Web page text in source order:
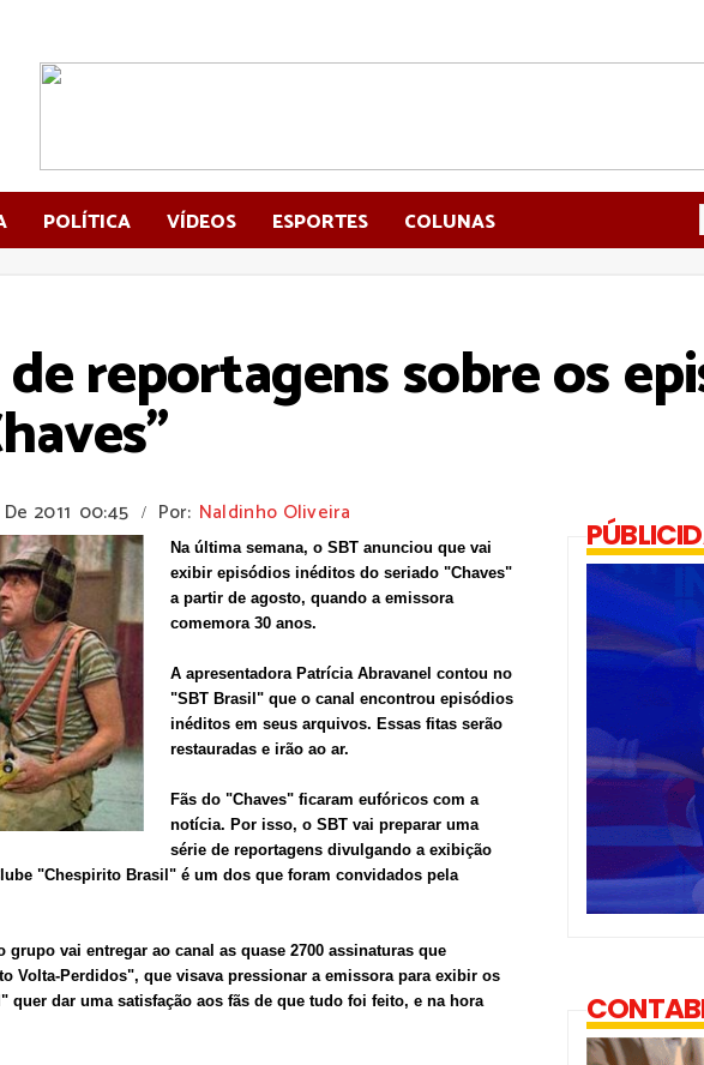
POLÍTICA VÍDEOS ESPORTES COLUNAS
reportagens sobre os
2011 00:45 / Por: Naldinho Oliveira
Na última semana, o SBT anunciou que vai
exibir episódios inéditos do seriado "Chaves"
a partir de agosto, quando a emissora
comemora 30 anos.
A apresentadora Patrícia Abravanel contou no
"SBT Brasil" que o canal encontrou episódios
inéditos em seus arquivos. Essas fitas serão
restauradas e irão ao ar.
Fãs do "Chaves" ficaram eufóricos com a
notícia. Por isso, o SBT vai preparar uma
série de reportagens divulgando a exibição
"Chespirito Brasil" é um dos que foram convidados pela
vai entregar ao canal as quase 2700 assinaturas que
Volta-Perdidos", que visava pressionar a emissora para exibir os
dar uma satisfação aos fãs de que tudo foi feito, e na hora